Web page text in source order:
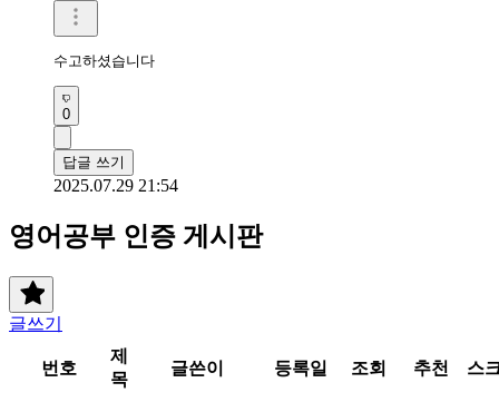
수고하셨습니다
0
답글 쓰기
2025.07.29 21:54
영어공부 인증 게시판
글쓰기
번호
제
목
글쓴이 등록일 조회 추천 스